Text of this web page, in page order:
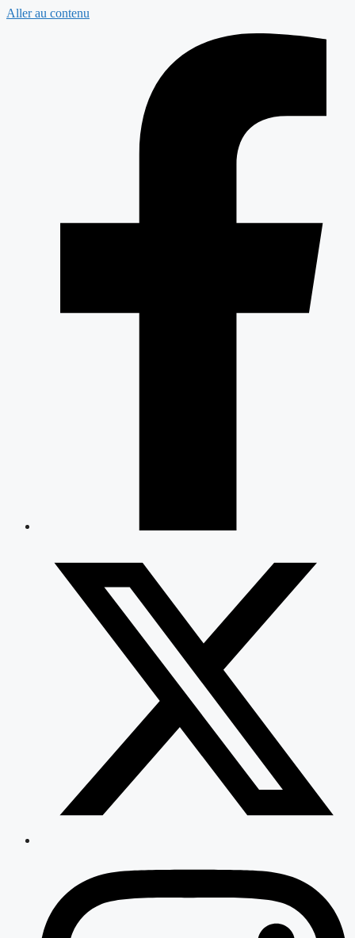
Aller au contenu